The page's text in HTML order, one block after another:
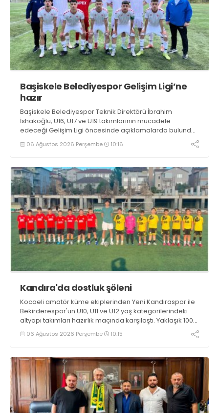
Başiskele Belediyespor Gelişim Ligi’ne
hazır
Başiskele Belediyespor Teknik Direktörü İbrahim
İshakoğlu, U16, U17 ve U19 takımlarının mücadele
edeceği Gelişim Ligi öncesinde açıklamalarda bulundu.
Genç oyuncuların gelişimine dikkat çeken İshakoğlu,
hedeflerinin sadece sonuç almak değil, Türk futboluna
06 Ağustos 2026 Perşembe 10:16
Kandıra'da dostluk şöleni
Kocaeli amatör küme ekiplerinden Yeni Kandıraspor ile
Bekirderespor'un U10, U11 ve U12 yaş kategorilerindeki
altyapı takımları hazırlık maçında karşılaştı. Yaklaşık 100
genç futbolcunun ter döktüğü maçların ardından
sporculara Kandıra'nın yöresel lezzeti mancarlı pide ve
06 Ağustos 2026 Perşembe 10:15